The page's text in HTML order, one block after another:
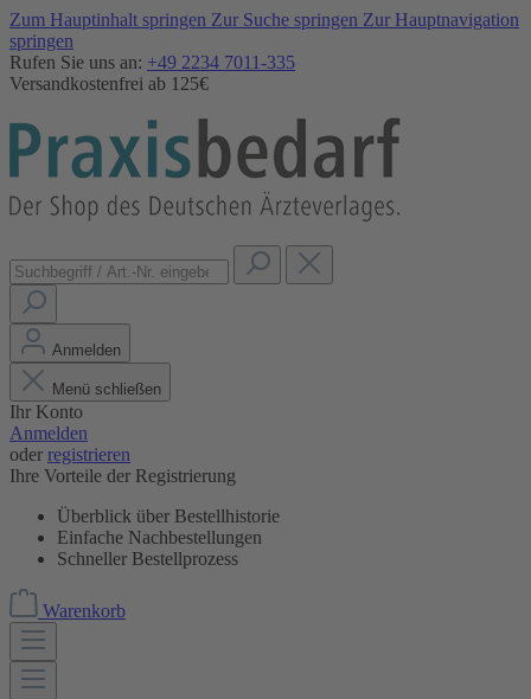
Zum Hauptinhalt springen Zur Suche springen Zur Hauptnavigation
springen
Rufen Sie uns an: +49 2234 7011-335
Versandkostenfrei ab 125€
Anmelden
Menü schließen
Ihr Konto
Anmelden
oder registrieren
Ihre Vorteile der Registrierung
Überblick über Bestellhistorie
Einfache Nachbestellungen
Schneller Bestellprozess
Warenkorb